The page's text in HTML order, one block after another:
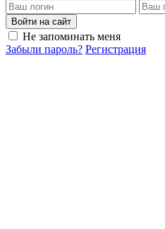
Войти на сайт
Не запоминать меня
Забыли пароль? Регистрация